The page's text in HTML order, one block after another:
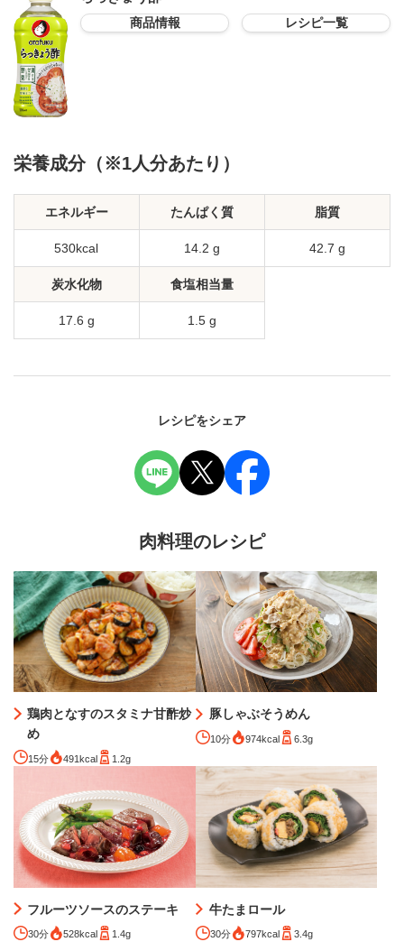
商品情報 レシピ一覧
栄養成分（※1人分あたり）
エネルギー
530kcal
たんぱく質
14.2 g
脂質
42.7 g
炭水化物
17.6 g
食塩相当量
1.5 g
レシピをシェア
肉料理のレシピ
鶏肉となすのスタミナ甘酢炒
め
15分 491kcal 1.2g
豚しゃぶそうめん
10分 974kcal 6.3g
フルーツソースのステーキ
30分 528kcal 1.4g
牛たまロール
30分 797kcal 3.4g